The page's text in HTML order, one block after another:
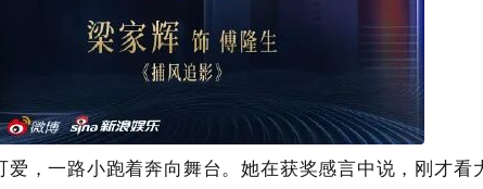
，一路小跑着奔向舞台。她在获奖感言中说，刚才看